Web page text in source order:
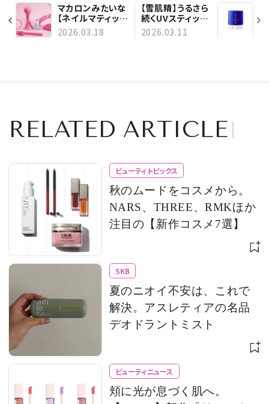
マカロンみたいな
【ネイルマティッ
ク】新色。指先に甘
く軽やかなムード
2026.03.18
【雪肌精】うるさら
続くUVスティック
で、今度こそ“日中
の塗り直し”を習
2026.03.11
RELATED ARTICLE
ビューティトピックス
秋のムードをコスメから。
NARS、THREE、RMKほか
注目の【新作コスメ7選】
SKB
夏のニオイ不安は、これで
解決。アスレティアの名品
デオドラントミスト
ビューティニュース
頬に光が息づく肌へ。